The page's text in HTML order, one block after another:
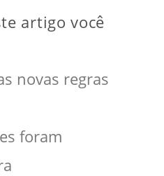
artigo você
novas regras
foram